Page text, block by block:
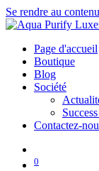
Se rendre au contenu
Page d'accueil
Boutique
Blog
Société
Contactez-
0